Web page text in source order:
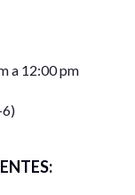
a 12:00 pm